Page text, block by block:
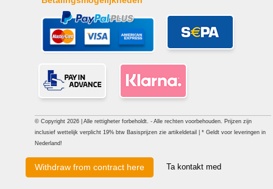
© Copyright 2026 | Alle rettigheter forbeholdt. - Alle rechten voorbehouden. Prijzen zijn
inclusief wettelijk verplicht 19% btw Basisprijzen zie artikeldetail | * Geldt voor leveringen in
Nederland!
Withdraw from contract here Ta kontakt med